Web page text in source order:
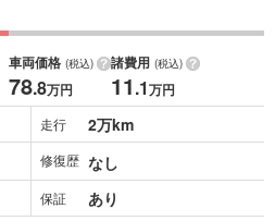
車両価格 (税込)
78.8万円
諸費用 (税込)
11.1万円
走行 2万km
修復歴 なし
保証 あり